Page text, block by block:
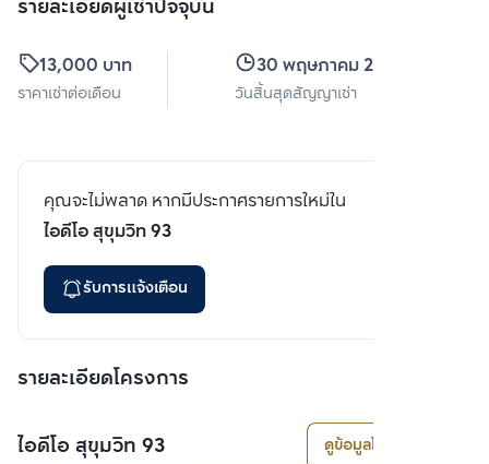
รายละเอียดผู้เช่าปัจจุบัน
13,000 บาท
ราคาเช่าต่อเดือน
30 พฤษภาคม 2566
วันสิ้นสุดสัญญาเช่า
คุณจะไม่พลาด หากมีประกาศรายการใหม่ใน
ไอดีโอ สุขุมวิท 93
รับการแจ้งเตือน
รายละเอียดโครงการ
ไอดีโอ สุขุมวิท 93 ดูข้อมูลโครงการ